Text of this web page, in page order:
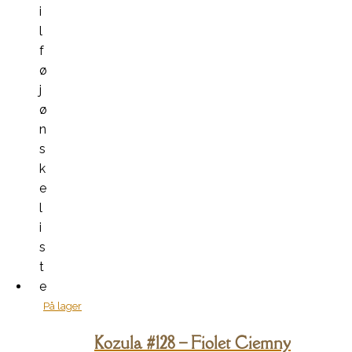
i
l
f
ø
j
ø
n
s
k
e
l
i
s
t
e
På lager
Kozula #128 – Fiolet Ciemny